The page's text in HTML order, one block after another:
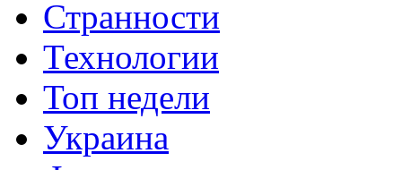
Странности
Технологии
Топ недели
Украина